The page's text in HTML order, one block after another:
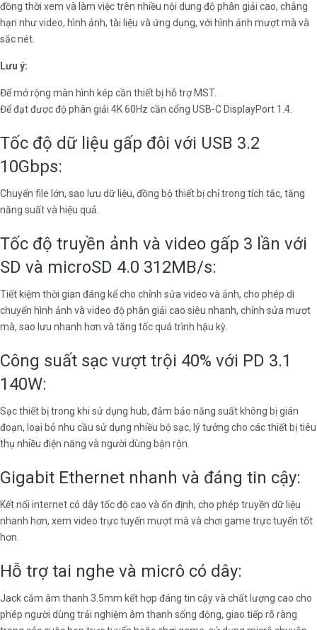
đồng thời xem và làm việc trên nhiều nội dung độ phân giải cao, chẳng
hạn như video, hình ảnh, tài liệu và ứng dụng, với hình ảnh mượt mà và
sắc nét.
Lưu ý:
Để mở rộng màn hình kép cần thiết bị hỗ trợ MST.
Để đạt được độ phân giải 4K 60Hz cần cổng USB-C DisplayPort 1.4.
Tốc độ dữ liệu gấp đôi với USB 3.2
10Gbps:
Chuyển file lớn, sao lưu dữ liệu, đồng bộ thiết bị chỉ trong tích tắc, tăng
năng suất và hiệu quả.
Tốc độ truyền ảnh và video gấp 3 lần với
SD và microSD 4.0 312MB/s:
Tiết kiệm thời gian đáng kể cho chỉnh sửa video và ảnh, cho phép di
chuyển hình ảnh và video độ phân giải cao siêu nhanh, chỉnh sửa mượt
mà, sao lưu nhanh hơn và tăng tốc quá trình hậu kỳ.
Công suất sạc vượt trội 40% với PD 3.1
140W:
Sạc thiết bị trong khi sử dụng hub, đảm bảo năng suất không bị gián
đoạn, loại bỏ nhu cầu sử dụng nhiều bộ sạc, lý tưởng cho các thiết bị tiêu
thụ nhiều điện năng và người dùng bận rộn.
Gigabit Ethernet nhanh và đáng tin cậy:
Kết nối internet có dây tốc độ cao và ổn định, cho phép truyền dữ liệu
nhanh hơn, xem video trực tuyến mượt mà và chơi game trực tuyến tốt
hơn.
Hỗ trợ tai nghe và micrô có dây:
Jack cắm âm thanh 3.5mm kết hợp đáng tin cậy và chất lượng cao cho
phép người dùng trải nghiệm âm thanh sống động, giao tiếp rõ ràng